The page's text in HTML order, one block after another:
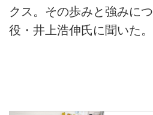
クス。その歩みと強みに
役・井上浩伸氏に聞いた。